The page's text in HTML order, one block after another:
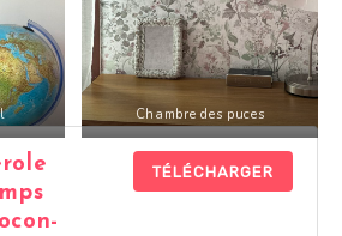
Chambre des puces
TÉLÉCHARGER